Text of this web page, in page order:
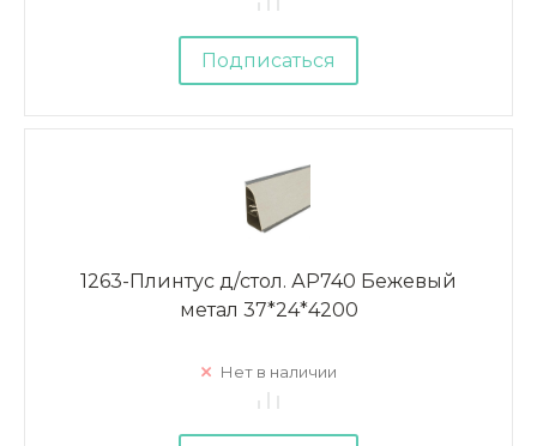
Подписаться
1263-Плинтус д/стол. АР740 Бежевый
метал 37*24*4200
Нет в наличии